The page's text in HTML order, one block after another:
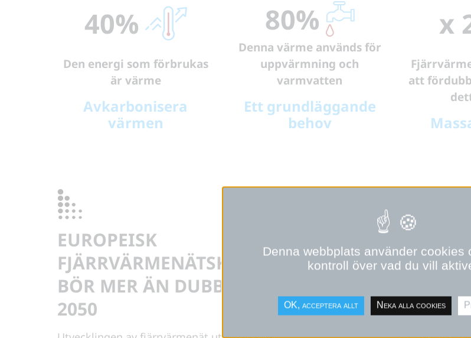
40%
Den energi som förbrukas
är värme
Avkarbonisera
värmen
80%
Denna värme används för
uppvärmning och
varmvatten
Ett grundläggande
behov
x
att
EUROPEISK
FJÄRRVÄRMENÄTSKAPACITETET
BÖR MER ÄN DUBBLAS TILL
2050
Denna webbplats använder cookies
kontroll över vad du vill
OK, acceptera allt Neka alla cookies